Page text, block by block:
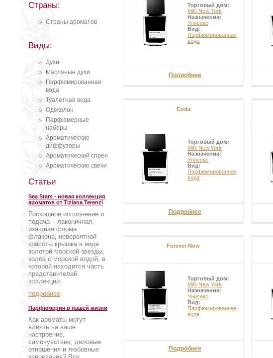
Страны:
Страны ароматов
Виды:
Духи
Масляные духи
Парфюмированная
вода
Туалетная вода
Одеколон
Парфюмерные
наборы
Ароматические
диффузоры
Ароматический спреи
Ароматические свечи
Статьи
Sea Stars - новая коллекция
ароматов от Tiziana Terenzi
Роскошное исполнение и
подача – лаконичная,
изящная форма
флакона, невероятной
красоты крышка в виде
золотой морской звезды,
колба с морской водой, в
которой находится часть
представителей
коллекции.
подробнее
Парфюмерия в нашей жизни
Как ароматы могут
влиять на ваше
настроение,
самочувствие, деловые
отношения и любовные
Торговый дом:
MiN New York
Назначения:
Унисекс
Вид:
Парфюмированная
вода
Подробнее
Coda
Торговый дом:
MiN New York
Назначения:
Унисекс
Вид:
Парфюмированная
вода
Подробнее
Forever Now
Торговый дом:
MiN New York
Назначения:
Унисекс
Вид:
Парфюмированная
вода
Подробнее